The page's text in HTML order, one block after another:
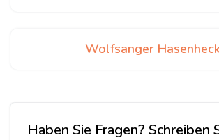
Wolfsanger
Haben Sie Fragen? Schreiben